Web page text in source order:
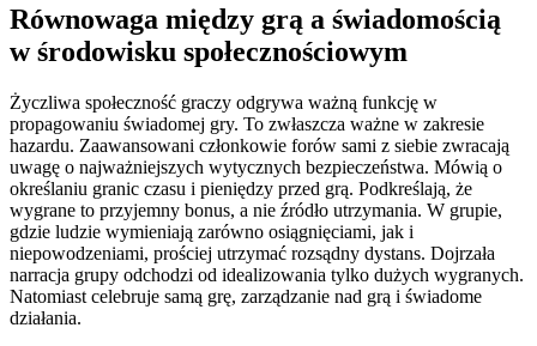
Równowaga między grą a świadomością
w środowisku społecznościowym
Życzliwa społeczność graczy odgrywa ważną funkcję w
propagowaniu świadomej gry. To zwłaszcza ważne w zakresie
hazardu. Zaawansowani członkowie forów sami z siebie zwracają
uwagę o najważniejszych wytycznych bezpieczeństwa. Mówią o
określaniu granic czasu i pieniędzy przed grą. Podkreślają, że
wygrane to przyjemny bonus, a nie źródło utrzymania. W grupie,
gdzie ludzie wymieniają zarówno osiągnięciami, jak i
niepowodzeniami, prościej utrzymać rozsądny dystans. Dojrzała
narracja grupy odchodzi od idealizowania tylko dużych wygranych.
Natomiast celebruje samą grę, zarządzanie nad grą i świadome
działania.